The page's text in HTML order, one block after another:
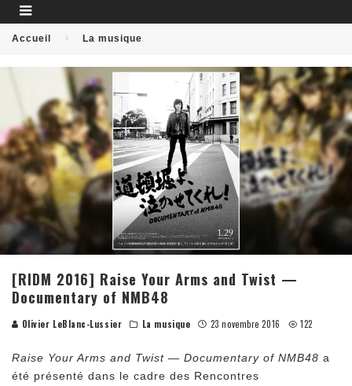
Accueil La musique
[RIDM 2016] Raise Your Arms and Twist —
Documentary of NMB48
Olivier LeBlanc-Lussier La musique 23 novembre 2016 122
Raise Your Arms and Twist — Documentary of NMB48 a
été présenté dans le cadre des Rencontres